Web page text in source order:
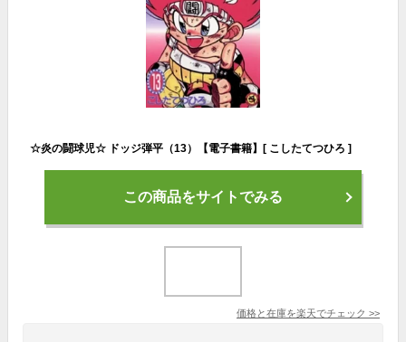
☆炎の闘球児☆ ドッジ弾平（13）【電子書籍】[ こしたてつひろ ]
この商品をサイトでみる
価格と在庫を楽天でチェック >>